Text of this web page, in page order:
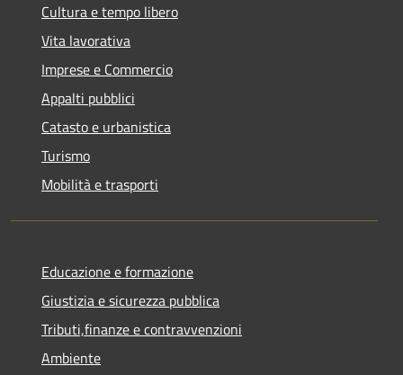
Cultura e tempo libero
Vita lavorativa
Imprese e Commercio
Appalti pubblici
Catasto e urbanistica
Turismo
Mobilità e trasporti
Educazione e formazione
Giustizia e sicurezza pubblica
Tributi,finanze e contravvenzioni
Ambiente